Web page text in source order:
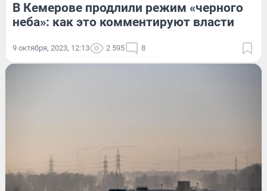
В Кемерове продлили режим «черного
неба»: как это комментируют власти
9 октября, 2023, 12:13 2 595 8